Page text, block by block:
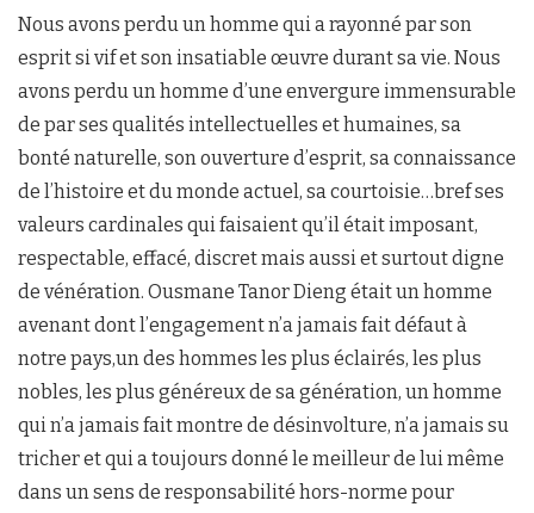
Nous avons perdu un homme qui a rayonné par son
esprit si vif et son insatiable œuvre durant sa vie. Nous
avons perdu un homme d’une envergure immensurable
de par ses qualités intellectuelles et humaines, sa
bonté naturelle, son ouverture d’esprit, sa connaissance
de l’histoire et du monde actuel, sa courtoisie…bref ses
valeurs cardinales qui faisaient qu’il était imposant,
respectable, effacé, discret mais aussi et surtout digne
de vénération. Ousmane Tanor Dieng était un homme
avenant dont l’engagement n’a jamais fait défaut à
notre pays,un des hommes les plus éclairés, les plus
nobles, les plus généreux de sa génération, un homme
qui n’a jamais fait montre de désinvolture, n’a jamais su
tricher et qui a toujours donné le meilleur de lui même
dans un sens de responsabilité hors-norme pour